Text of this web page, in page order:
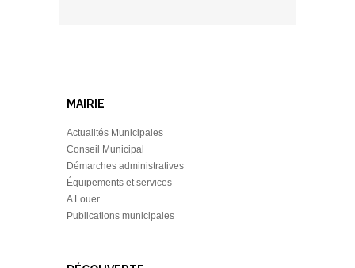
MAIRIE
Actualités Municipales
Conseil Municipal
Démarches administratives
Équipements et services
A Louer
Publications municipales